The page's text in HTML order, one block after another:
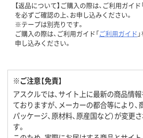
【返品について】ご購入の際は、ご利用ガイド
を必ずご確認の上、お申し込みください。
※テープは別売りです。
ご購入の際は、ご利用ガイド「ご利用ガイド
申し込みください。
※ご注意【免責】
アスクルでは、サイト上に最新の商品情
ておりますが、メーカーの都合等により、商
パッケージ、原材料、原産国など）が変更
す。